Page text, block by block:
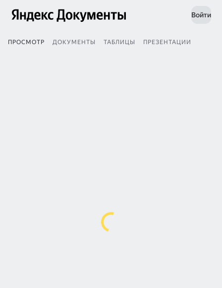
Войти
ПРОСМОТР ДОКУМЕНТЫ ТАБЛИЦЫ ПРЕЗЕНТАЦИИ